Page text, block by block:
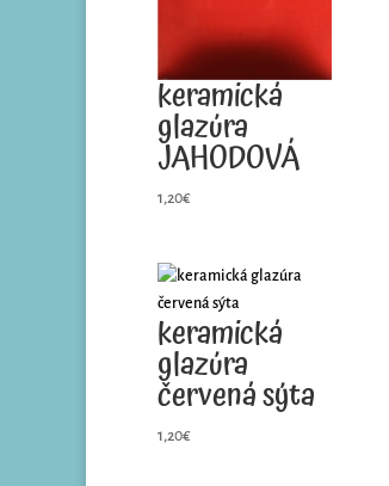
keramická
glazúra
JAHODOVÁ
1,20€
keramická
glazúra
červená sýta
1,20€